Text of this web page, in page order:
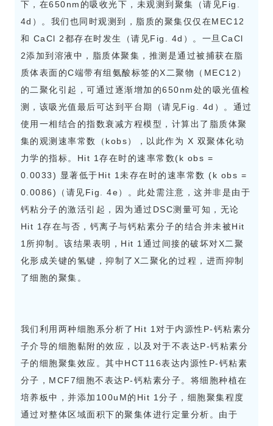
下，在650nm的吸收光下，未观测到聚集（请见Fig.
4d）。我们也同时观测到，脂质的聚集仅仅在MEC12
和 CaCl 2都存在时发生（请见Fig. 4d）。一旦CaCl
2添加到溶液中，脂质体聚集，推测是通过被捕获在脂
质体表面的C端带有组氨酸标签的X二聚物（MEC12）
的二聚化引起，可通过逐渐增加的650nm处的吸光值检
测，该吸光值最后可达到平台期（请见Fig. 4d）。通过
使用一相结合的指数衰减方程模型，计算出了脂质体聚
集的观测速率常数（kobs），以此作为 X 双聚体化动
力学的指标。Hit 1存在时的速率常数(k obs =
0.0033) 显著低于Hit 1未存在时的速率常数 (k obs =
0.0086)（请见Fig. 4e）。此处需注意，这并非是由于
钙粘分子的激活引起，因为通过DSC测量可知，无论
Hit 1存在与否，钙离子与钙粘素分子的结合并未被Hit
1所抑制。该结果表明，Hit 1通过间接的破坏对X二聚
化形成关键的氢键，抑制了X二聚化的过程，进而抑制
了细胞的聚集。
我们利用两种细胞系分析了Hit 1对于内源性P-钙粘素分
子介导的细胞黏附的效应，以及对于不表达P-钙粘素分
子的细胞聚集效应。其中HCT116表达内源性P-钙粘素
分子，MCF7细胞不表达P-钙粘素分子。将细胞种植在
培养板中，并添加100uM的Hit 1分子，细胞聚集程度
通过对整体区域面积下的聚集体进行定量分析。由于